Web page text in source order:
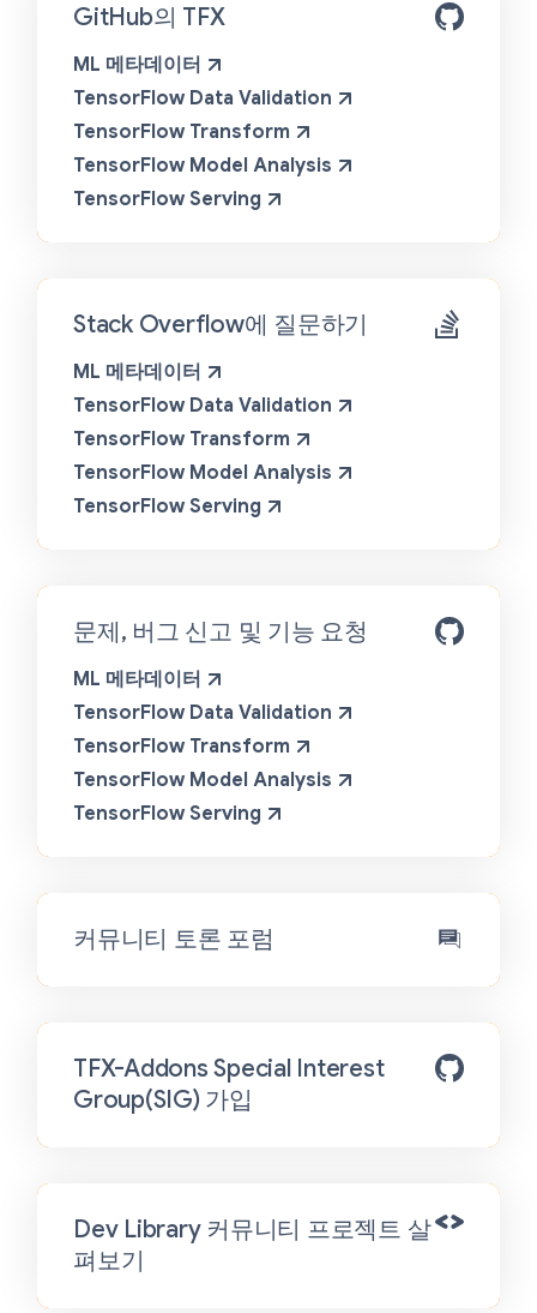
GitHub의 TFX
ML 메타데이터
TensorFlow Data Validation
TensorFlow Transform
TensorFlow Model Analysis
TensorFlow Serving
Stack Overflow에 질문하기
ML 메타데이터
TensorFlow Data Validation
TensorFlow Transform
TensorFlow Model Analysis
TensorFlow Serving
문제, 버그 신고 및 기능 요청
ML 메타데이터
TensorFlow Data Validation
TensorFlow Transform
TensorFlow Model Analysis
TensorFlow Serving
커뮤니티 토론 포럼
TFX-Addons Special Interest
Group(SIG) 가입
Dev Library 커뮤니티 프로젝트 살
펴보기